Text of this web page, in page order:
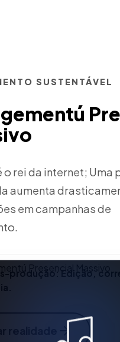
SUSTENTÁVEL
o rei da internet; Uma
aumenta
em campanhas de
produção: Edição,